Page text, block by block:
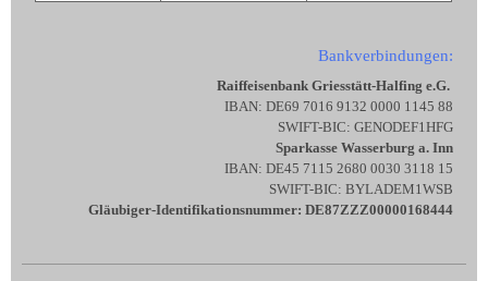
Bankverbindungen:
Raiffeisenbank Griesstätt-Halfing e.G.
IBAN: DE69 7016 9132 0000 1145 88
SWIFT-BIC: GENODEF1HFG
Sparkasse Wasserburg a. Inn
IBAN: DE45 7115 2680 0030 3118 15
SWIFT-BIC: BYLADEM1WSB
Gläubiger-Identifikationsnummer: DE87ZZZ00000168444